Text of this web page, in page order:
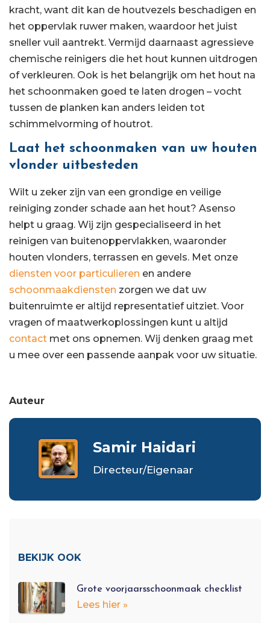
kracht, want dit kan de houtvezels beschadigen en
het oppervlak ruwer maken, waardoor het juist
sneller vuil aantrekt. Vermijd daarnaast agressieve
chemische reinigers die het hout kunnen uitdrogen
of verkleuren. Ook is het belangrijk om het hout na
het schoonmaken goed te laten drogen – vocht
tussen de planken kan anders leiden tot
schimmelvorming of houtrot.
Laat het schoonmaken van uw houten
vlonder uitbesteden
Wilt u zeker zijn van een grondige en veilige
reiniging zonder schade aan het hout? Asenso
helpt u graag. Wij zijn gespecialiseerd in het
reinigen van buitenoppervlakken, waaronder
houten vlonders, terrassen en gevels. Met onze
diensten voor particulieren en andere
schoonmaakdiensten zorgen we dat uw
buitenruimte er altijd representatief uitziet. Voor
vragen of maatwerkoplossingen kunt u altijd
contact met ons opnemen. Wij denken graag met
u mee over een passende aanpak voor uw situatie.
Auteur
Samir Haidari
Directeur/Eigenaar
BEKIJK OOK
Grote voorjaarsschoonmaak checklist
Lees hier »